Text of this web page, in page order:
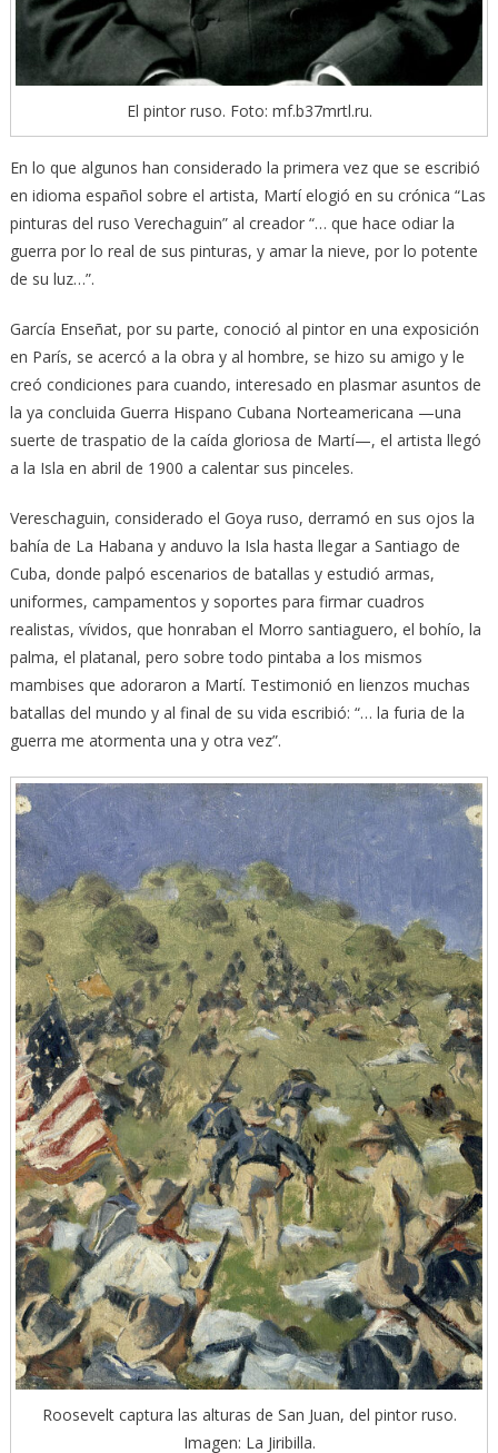
El pintor ruso. Foto: mf.b37mrtl.ru.
En lo que algunos han considerado la primera vez que se escribió
en idioma español sobre el artista, Martí elogió en su crónica “Las
pinturas del ruso Verechaguin” al creador “… que hace odiar la
guerra por lo real de sus pinturas, y amar la nieve, por lo potente
de su luz…”.
García Enseñat, por su parte, conoció al pintor en una exposición
en París, se acercó a la obra y al hombre, se hizo su amigo y le
creó condiciones para cuando, interesado en plasmar asuntos de
la ya concluida Guerra Hispano Cubana Norteamericana —una
suerte de traspatio de la caída gloriosa de Martí—, el artista llegó
a la Isla en abril de 1900 a calentar sus pinceles.
Vereschaguin, considerado el Goya ruso, derramó en sus ojos la
bahía de La Habana y anduvo la Isla hasta llegar a Santiago de
Cuba, donde palpó escenarios de batallas y estudió armas,
uniformes, campamentos y soportes para firmar cuadros
realistas, vívidos, que honraban el Morro santiaguero, el bohío, la
palma, el platanal, pero sobre todo pintaba a los mismos
mambises que adoraron a Martí. Testimonió en lienzos muchas
batallas del mundo y al final de su vida escribió: “… la furia de la
guerra me atormenta una y otra vez”.
Roosevelt captura las alturas de San Juan, del pintor ruso.
Imagen: La Jiribilla.